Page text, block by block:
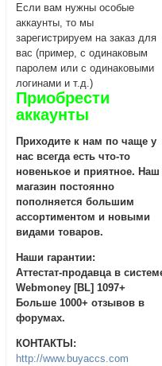
Если вам нужны особые
аккаунты, то мы
зарегистрируем на заказ для
вас (пример, с одинаковым
паролем или с одинаковыми
логинами и т.д.)
Приобрести
аккаунты
Приходите к нам по чаще у
нас всегда есть что-то
новенькое и приятное. Наш
магазин постоянно
пополняется большим
ассортиментом и новыми
видами товаров.
Наши гарантии:
Аттестат-продавца в
Webmoney [BL] 1097+
Больше 1000+ отзывов в
форумах.
КОНТАКТЫ:
http://www.buyaccs.com